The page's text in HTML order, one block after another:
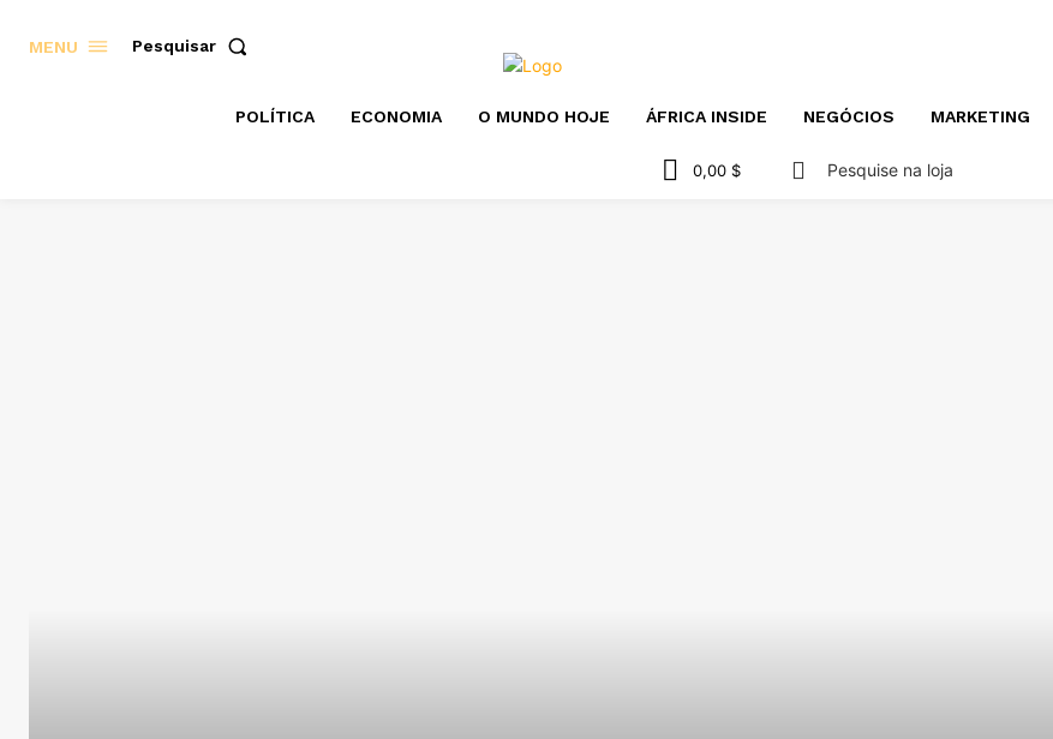
MENU Pesquisar
POLÍTICA ECONOMIA O MUNDO HOJE ÁFRICA INSIDE NEGÓCIOS MARKETING
0,00 $ Pesquise na loja